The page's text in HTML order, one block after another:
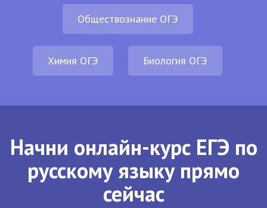
Обществознание ОГЭ
Химия ОГЭ Биология ОГЭ
Начни онлайн-курс ЕГЭ по
русскому языку прямо
сейчас